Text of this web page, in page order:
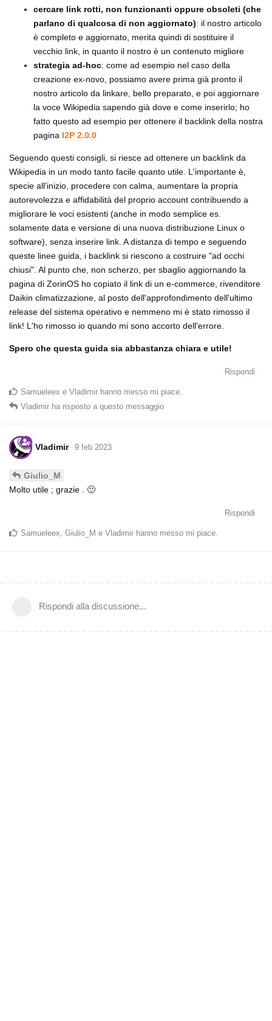
cercare link rotti, non funzionanti oppure obsoleti (che
parlano di qualcosa di non aggiornato): il nostro articolo
è completo e aggiornato, merita quindi di sostituire il
vecchio link, in quanto il nostro è un contenuto migliore
strategia ad-hoc: come ad esempio nel caso della
creazione ex-novo, possiamo avere prima già pronto il
nostro articolo da linkare, bello preparato, e poi aggiornare
la voce Wikipedia sapendo già dove e come inserirlo; ho
fatto questo ad esempio per ottenere il backlink della nostra
pagina I2P 2.0.0
Seguendo questi consigli, si riesce ad ottenere un backlink da
Wikipedia in un modo tanto facile quanto utile. L'importante è,
specie all'inizio, procedere con calma, aumentare la propria
autorevolezza e affidabilità del proprio account contribuendo a
migliorare le voci esistenti (anche in modo semplice es.
solamente data e versione di una nuova distribuzione Linux o
software), senza inserire link. A distanza di tempo e seguendo
queste linee guida, i backlink si riescono a costruire "ad occhi
chiusi". Al punto che, non scherzo, per sbaglio aggiornando la
pagina di ZorinOS ho copiato il link di un e-commerce, rivenditore
Daikin climatizzazione, al posto dell'approfondimento dell'ultimo
release del sistema operativo e nemmeno mi è stato rimosso il
link! L'ho rimosso io quando mi sono accorto dell'errore.
Spero che questa guida sia abbastanza chiara e utile!
Rispondi
Samueleex e Vladimir hanno messo mi piace.
Vladimir ha risposto a questo messaggio
Vladimir 9 feb 2023
Giulio_M
Molto utile ; grazie . 🙂
Rispondi
Samueleex, Giulio_M e Vladimir hanno messo mi piace.
Rispondi alla discussione...